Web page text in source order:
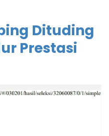
Dituding
Prestasi